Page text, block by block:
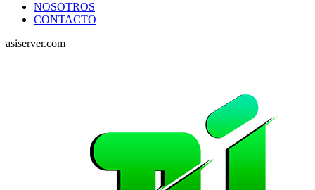
NOSOTROS
CONTACTO
asiserver.com